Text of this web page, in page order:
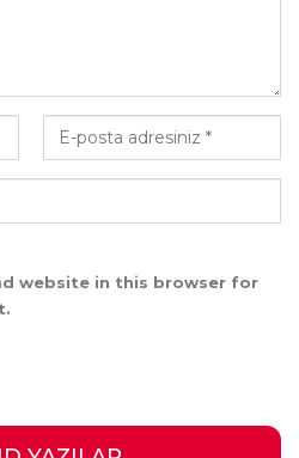
website in this browser for